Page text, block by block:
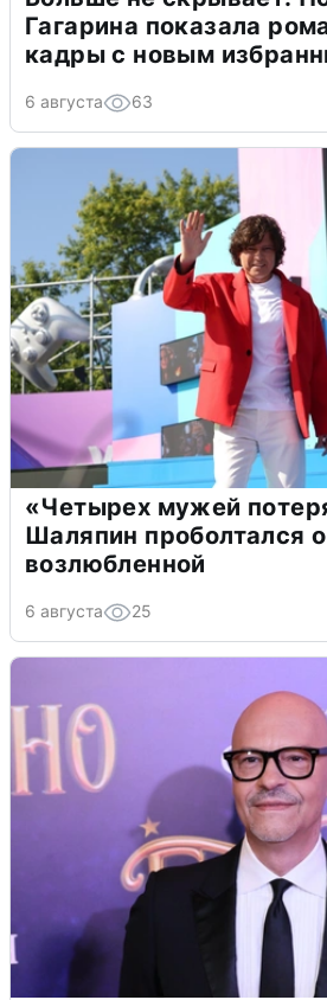
Гагарина показала
кадры с новым
6 августа 63
«Четырех мужей
Шаляпин проболтался
возлюбленной
6 августа 25